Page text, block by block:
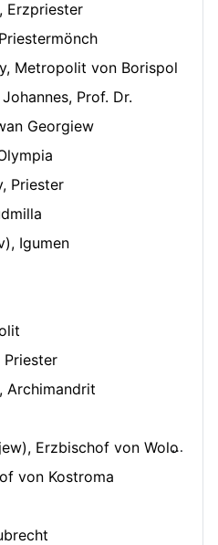
Erzpriester
Metropolit von Borispol
Prof. Dr.
Georgiew
Priester
Igumen
Priester
Archimandrit
von Wolokolamsk und Jurjew
von Kostroma